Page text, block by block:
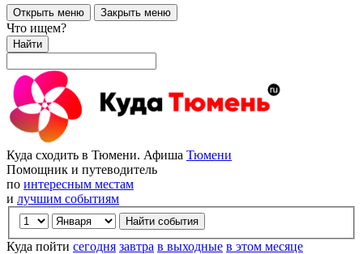
Открыть меню Закрыть меню
Что ищем?
Найти
Куда сходить в Тюмени. Афиша Тюмени
Помощник и путеводитель
по интересным местам
и лучшим событиям
Куда пойти сегодня завтра в выходные в этом месяце